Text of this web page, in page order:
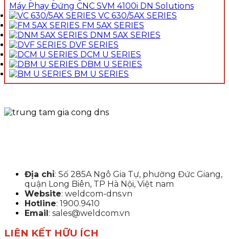
Máy Phay Đứng CNC SVM 4100i DN Solutions
VC 630/5AX SERIES
FM 5AX SERIES
DNM 5AX SERIES
DVF SERIES
DCM U SERIES
DBM U SERIES
BM U SERIES
Địa chỉ: Số 285A Ngô Gia Tự, phường Đức Giang,
quận Long Biên, TP Hà Nội, Việt nam
Website: weldcom-dns.vn
Hotline: 1900.9410
Email: sales@weldcom.vn
LIÊN KẾT HỮU ÍCH